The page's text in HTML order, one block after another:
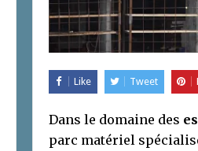
Like Tweet
Dans le domaine des
parc matériel